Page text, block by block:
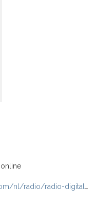
radio/radio-digital-siglo-xxi